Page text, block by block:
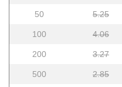
50 5.25
100 4.06
200 3.27
500 2.85